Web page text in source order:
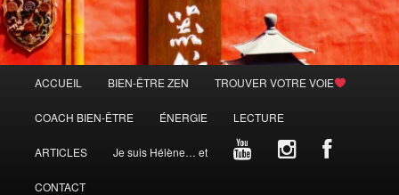
principal
ACCUEIL BIEN-ÊTRE ZEN TROUVER VOTRE VOIE
COACH BIEN-ÊTRE ÉNERGIE LECTURE
ARTICLES Je suis Hélène… et
CONTACT